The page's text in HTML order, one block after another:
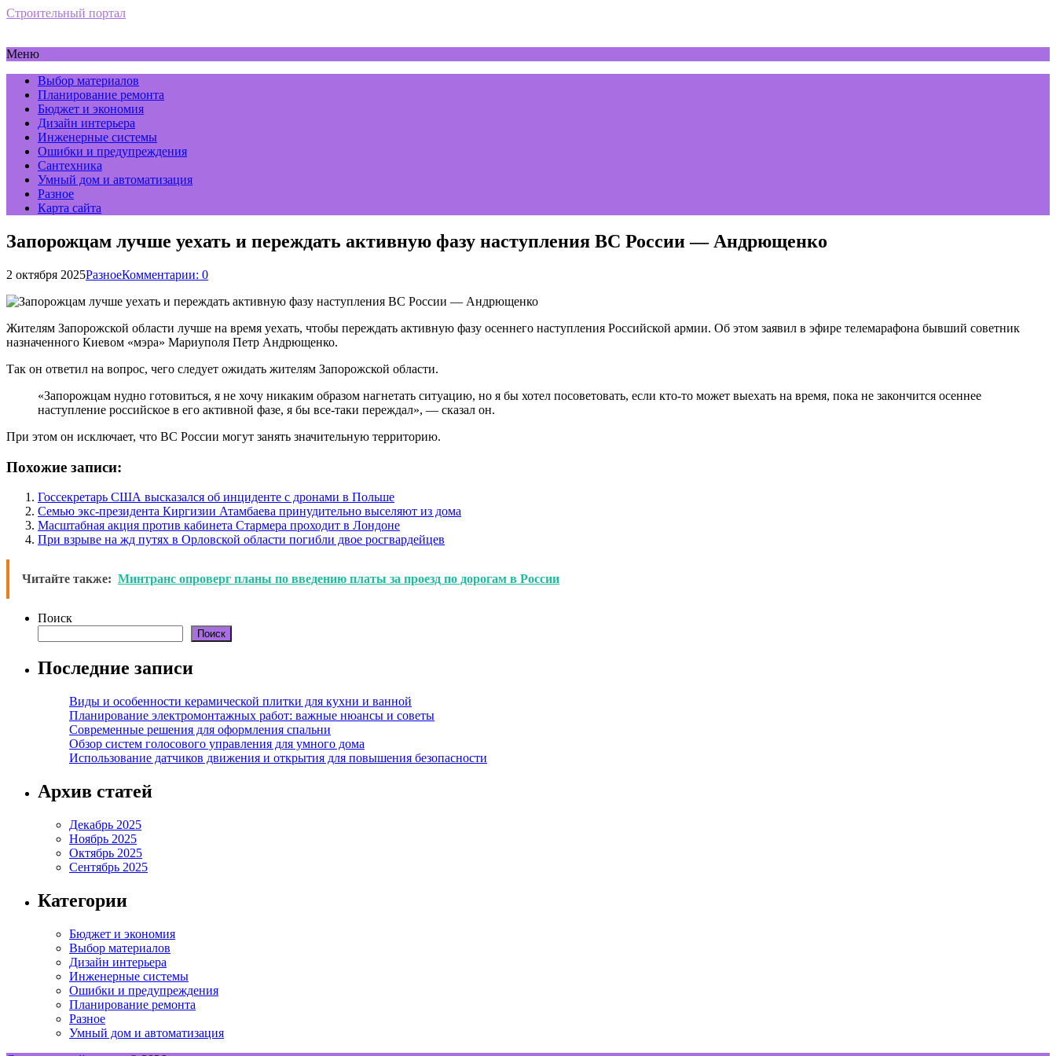
Строительный портал
Меню
Выбор материалов
Планирование ремонта
Бюджет и экономия
Дизайн интерьера
Инженерные системы
Ошибки и предупреждения
Сантехника
Умный дом и автоматизация
Разное
Карта сайта
Запорожцам лучше уехать и переждать активную фазу наступления ВС России — Андрющенко
2 октября 2025РазноеКомментарии: 0
Жителям Запорожской области лучше на время уехать, чтобы переждать активную фазу осеннего наступления Российской армии. Об этом заявил в эфире телемарафона бывший советник
назначенного Киевом «мэра» Мариуполя Петр Андрющенко.
Так он ответил на вопрос, чего следует ожидать жителям Запорожской области.
«Запорожцам нудно готовиться, я не хочу никаким образом нагнетать ситуацию, но я бы хотел посоветовать, если кто-то может выехать на время, пока не закончится осеннее
наступление российское в его активной фазе, я бы все-таки переждал», — сказал он.
При этом он исключает, что ВС России могут занять значительную территорию.
Похожие записи:
Госсекретарь США высказался об инциденте с дронами в Польше
Семью экс-президента Киргизии Атамбаева принудительно выселяют из дома
Масштабная акция против кабинета Стармера проходит в Лондоне
При взрыве на жд путях в Орловской области погибли двое росгвардейцев
Читайте также: Минтранс опроверг планы по введению платы за проезд по дорогам в России
Поиск
Поиск
Последние записи
Виды и особенности керамической плитки для кухни и ванной
Планирование электромонтажных работ: важные нюансы и советы
Современные решения для оформления спальни
Обзор систем голосового управления для умного дома
Использование датчиков движения и открытия для повышения безопасности
Архив статей
Декабрь 2025
Ноябрь 2025
Октябрь 2025
Сентябрь 2025
Категории
Бюджет и экономия
Выбор материалов
Дизайн интерьера
Инженерные системы
Ошибки и предупреждения
Планирование ремонта
Разное
Умный дом и автоматизация